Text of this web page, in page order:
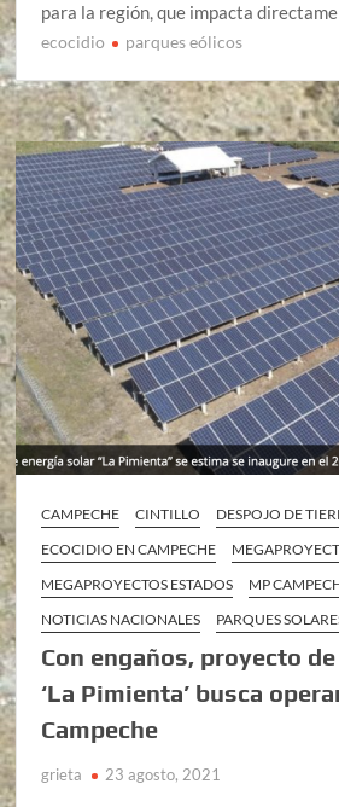
para la región, que impacta
ecocidio parques eólicos
CAMPECHE CINTILLO
DESPOJO DE
ECOCIDIO EN CAMPECHE
MEGAPROYECTOS ESTADOS
MP
NOTICIAS NACIONALES
PARQUES
Con engaños, proyecto
‘La Pimienta’ busca
Campeche
grieta 23 agosto, 2021